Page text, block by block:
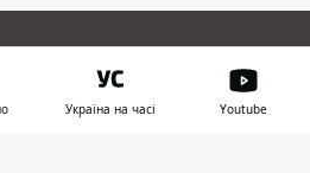
НОВИНУ
Україна на часі Youtube